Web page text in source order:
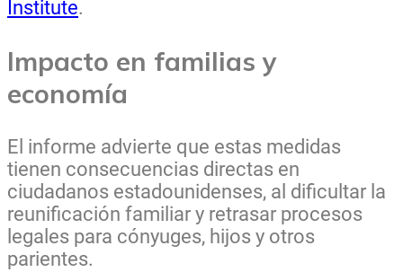
Institute.
Impacto en familias y
economía
El informe advierte que estas medidas
tienen consecuencias directas en
ciudadanos estadounidenses, al dificultar la
reunificación familiar y retrasar procesos
legales para cónyuges, hijos y otros
parientes.